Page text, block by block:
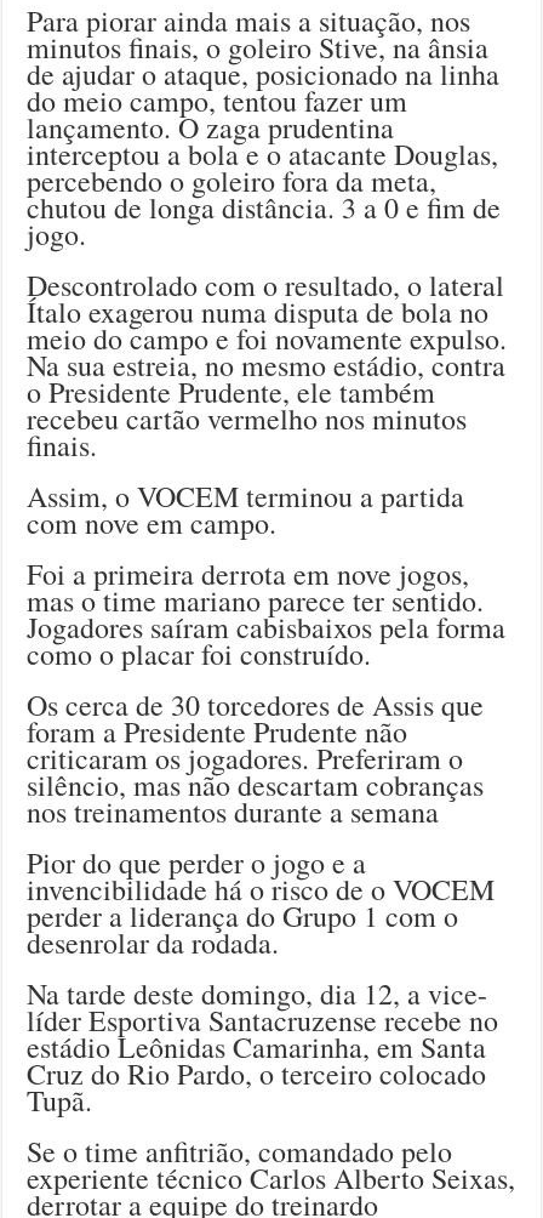
Para piorar ainda mais a situação, nos
minutos finais, o goleiro Stive, na ânsia
de ajudar o ataque, posicionado na linha
do meio campo, tentou fazer um
lançamento. O zaga prudentina
interceptou a bola e o atacante Douglas,
percebendo o goleiro fora da meta,
chutou de longa distância. 3 a 0 e fim de
jogo.
Descontrolado com o resultado, o lateral
Ítalo exagerou numa disputa de bola no
meio do campo e foi novamente expulso.
Na sua estreia, no mesmo estádio, contra
o Presidente Prudente, ele também
recebeu cartão vermelho nos minutos
finais.
Assim, o VOCEM terminou a partida
com nove em campo.
Foi a primeira derrota em nove jogos,
mas o time mariano parece ter sentido.
Jogadores saíram cabisbaixos pela forma
como o placar foi construído.
Os cerca de 30 torcedores de Assis que
foram a Presidente Prudente não
criticaram os jogadores. Preferiram o
silêncio, mas não descartam cobranças
nos treinamentos durante a semana
Pior do que perder o jogo e a
invencibilidade há o risco de o VOCEM
perder a liderança do Grupo 1 com o
desenrolar da rodada.
Na tarde deste domingo, dia 12, a vice-
líder Esportiva Santacruzense recebe no
estádio Leônidas Camarinha, em Santa
Cruz do Rio Pardo, o terceiro colocado
Tupã.
Se o time anfitrião, comandado pelo
experiente técnico Carlos Alberto Seixas,
derrotar a equipe do treinardo